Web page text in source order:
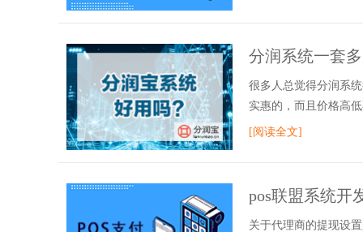
分润系统一套
很多人总觉得分润系
实惠的，而且价格高
[阅读全文]
pos联盟系统开
关于代理商的提现设